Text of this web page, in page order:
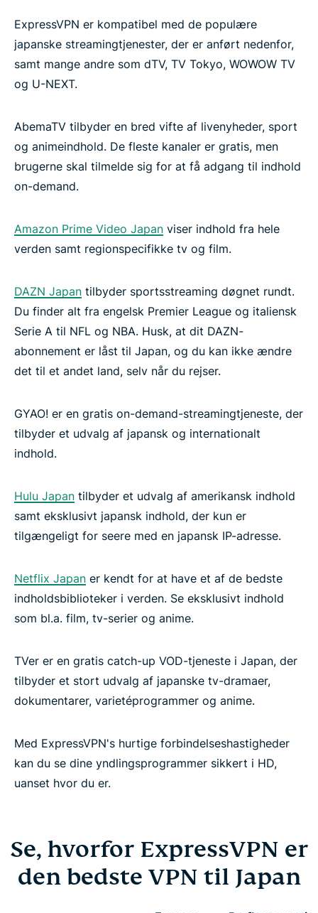
ExpressVPN er kompatibel med de populære
japanske streamingtjenester, der er anført nedenfor,
samt mange andre som dTV, TV Tokyo, WOWOW TV
og U-NEXT.
AbemaTV tilbyder en bred vifte af livenyheder, sport
og animeindhold. De fleste kanaler er gratis, men
brugerne skal tilmelde sig for at få adgang til indhold
on-demand.
Amazon Prime Video Japan viser indhold fra hele
verden samt regionspecifikke tv og film.
DAZN Japan tilbyder sportsstreaming døgnet rundt.
Du finder alt fra engelsk Premier League og italiensk
Serie A til NFL og NBA. Husk, at dit DAZN-
abonnement er låst til Japan, og du kan ikke ændre
det til et andet land, selv når du rejser.
GYAO! er en gratis on-demand-streamingtjeneste, der
tilbyder et udvalg af japansk og internationalt
indhold.
Hulu Japan tilbyder et udvalg af amerikansk indhold
samt eksklusivt japansk indhold, der kun er
tilgængeligt for seere med en japansk IP-adresse.
Netflix Japan er kendt for at have et af de bedste
indholdsbiblioteker i verden. Se eksklusivt indhold
som bl.a. film, tv-serier og anime.
TVer er en gratis catch-up VOD-tjeneste i Japan, der
tilbyder et stort udvalg af japanske tv-dramaer,
dokumentarer, varietéprogrammer og anime.
Med ExpressVPN's hurtige forbindelseshastigheder
kan du se dine yndlingsprogrammer sikkert i HD,
uanset hvor du er.
Se, hvorfor ExpressVPN er
den bedste VPN til Japan